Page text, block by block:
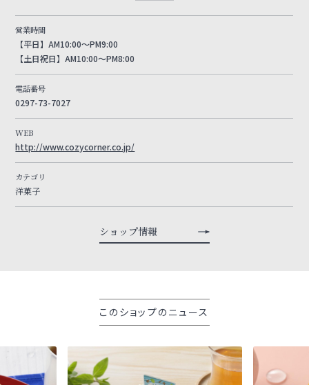
営業時間
【平日】AM10:00〜PM9:00
【土日祝日】AM10:00～PM8:00
電話番号
0297-73-7027
WEB
http://www.cozycorner.co.jp/
カテゴリ
洋菓子
ショップ情報
このショップのニュース